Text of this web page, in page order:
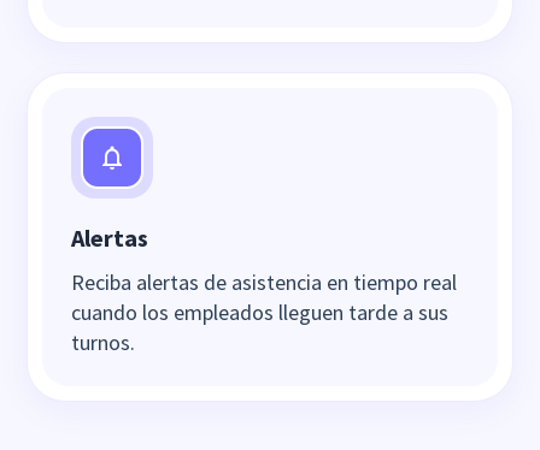
Alertas
Reciba alertas de asistencia en tiempo real
cuando los empleados lleguen tarde a sus
turnos.